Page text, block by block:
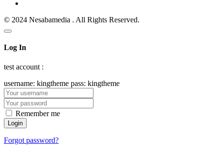
© 2024 Nesabamedia . All Rights Reserved.
Log In
test account :
username: kingtheme pass: kingtheme
Remember me
Forgot password?